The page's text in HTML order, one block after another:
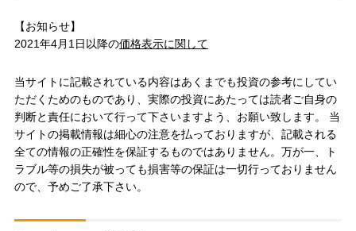
【お知らせ】
2021年4月1日以降の価格表示に関して
当サイトに記載されている内容はあくまでも投資の参考にしてい
ただくためのものであり、実際の投資にあたっては読者ご自身の
判断と責任において行って下さいますよう、お願い致します。 当
サイトの掲載情報は細心の注意を払っておりますが、記載される
全ての情報の正確性を保証するものではありません。万が一、ト
ラブル等の損失が被っても損害等の保証は一切行っておりません
ので、予めご了承下さい。